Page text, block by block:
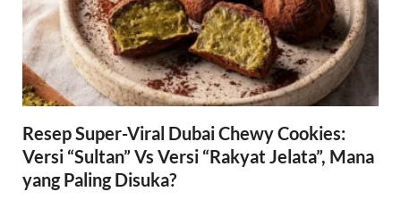
Resep Super-Viral Dubai Chewy Cookies:
Versi “Sultan” Vs Versi “Rakyat Jelata”, Mana
yang Paling Disuka?